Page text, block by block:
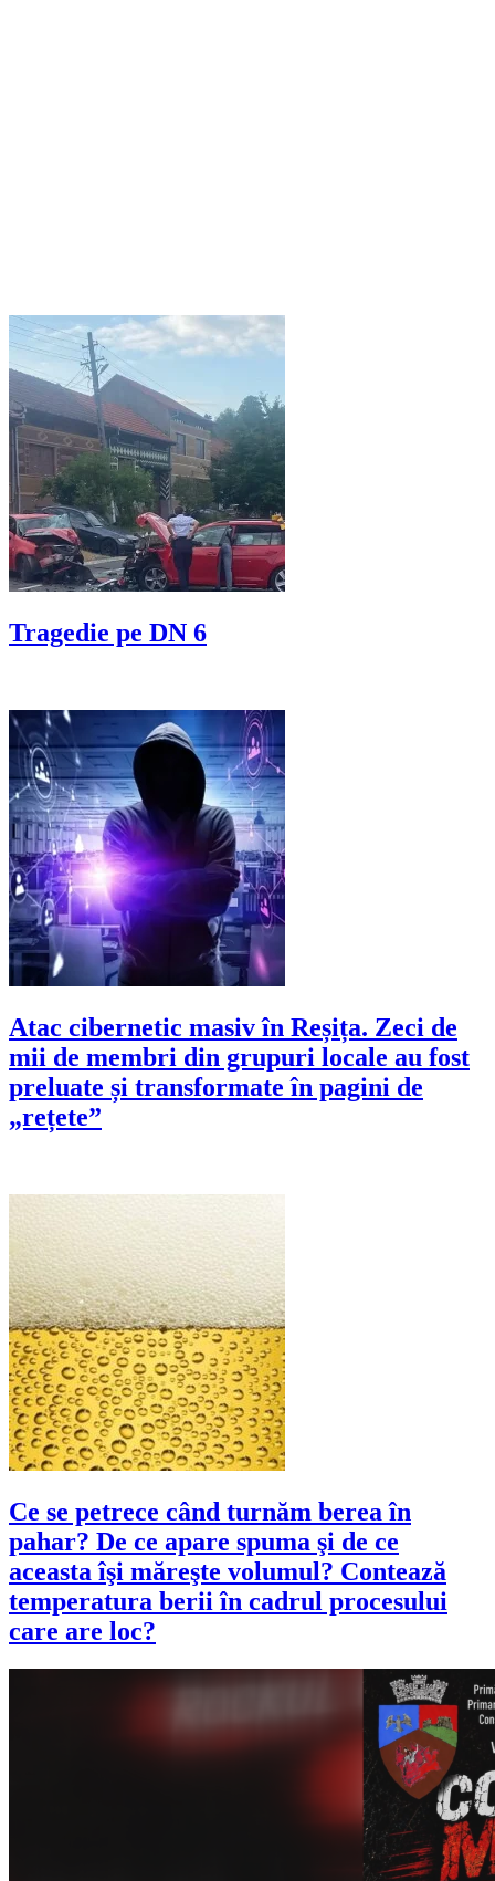
Tragedie pe DN 6
Atac cibernetic masiv în Reșița. Zeci de
mii de membri din grupuri locale au fost
preluate și transformate în pagini de
„rețete”
Ce se petrece când turnăm berea în
pahar? De ce apare spuma şi de ce
aceasta îşi măreşte volumul? Contează
temperatura berii în cadrul procesului
care are loc?